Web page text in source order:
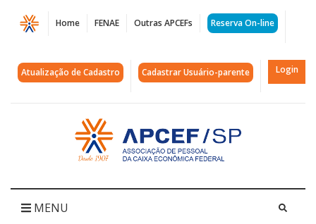
Página
Infraestrutura
Home FENAE Outras APCEFs Reserva On-line
Atualização de Cadastro Cadastrar Usuário-parente Login
Acessar
página
inicial
MENU